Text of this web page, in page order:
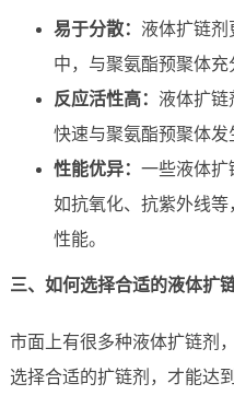
易于分散： 液体扩链剂
中，与聚氨酯预聚体充
反应活性高： 液体扩链
快速与聚氨酯预聚体发
性能优异： 一些液体扩
如抗氧化、抗紫外线
性能。
三、如何选择合适的液体扩链
市面上有很多种液体扩链剂
选择合适的扩链剂，才能达